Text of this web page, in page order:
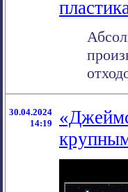
30.04.2024
14:19